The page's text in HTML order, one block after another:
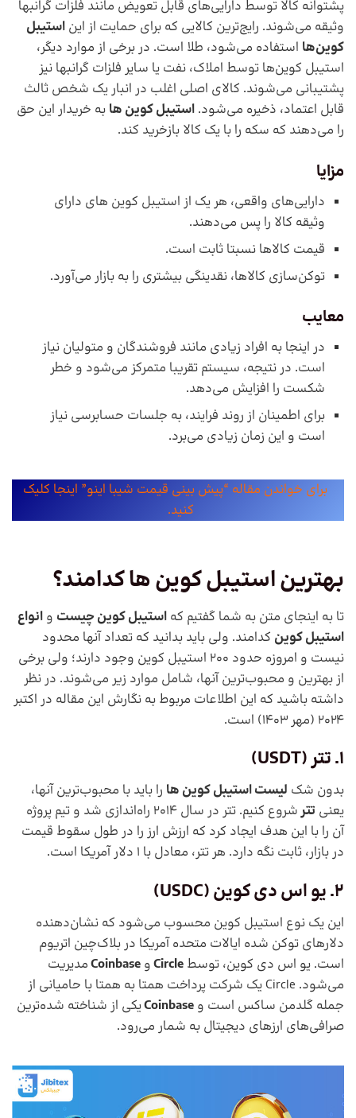
پشتوانه کالا توسط دارایی‌های قابل تعویض مانند فلزات گرانبها
وثیقه می‌شوند. رایج‌ترین کالایی که برای حمایت از این استیبل
کوین‌ها استفاده می‌شود، طلا است. در برخی از موارد دیگر،
استیبل کوین‌ها توسط املاک، نفت یا سایر فلزات گرانبها نیز
پشتیبانی می‌شوند. کالای اصلی اغلب در انبار یک شخص ثالث
قابل اعتماد، ذخیره می‌شود. استیبل کوین ها به خریدار این حق
را می‌دهند که سکه را با یک کالا بازخرید کند.
مزایا
دارایی‌های واقعی، هر یک از استیبل کوین های دارای
وثیقه کالا را پس می‌دهند.
قیمت کالاها نسبتا ثابت است.
توکن‌سازی کالاها، نقدینگی بیشتری را به بازار می‌آورد.
معایب
در اینجا به افراد زیادی مانند فروشندگان و متولیان نیاز
است. در نتیجه، سیستم تقریبا متمرکز می‌شود و خطر
شکست را افزایش می‌دهد.
برای اطمینان از روند فرایند، به جلسات حسابرسی نیاز
است و این زمان زیادی می‌برد.
برای خواندن مقاله “پیش بینی قیمت شیبا اینو” اینجا کلیک
کنید.
بهترین استیبل کوین ها کدامند؟
تا به اینجای متن به شما گفتیم که استیبل کوین چیست و انواع
استیبل کوین کدامند. ولی باید بدانید که تعداد آنها محدود
نیست و امروزه حدود 200 استیبل کوین وجود دارند؛ ولی برخی
از بهترین و محبوب‌ترین آنها، شامل موارد زیر می‌شوند. در نظر
داشته باشید که این اطلاعات مربوط به نگارش این مقاله در اکتبر
2024 (مهر 1403) است.
1. تتر ( USDT
)
بدون شک لیست استیبل کوین ها را باید با محبوب‌ترین آنها،
یعنی تتر
شروع کنیم. تتر در سال 2014 راه‌اندازی شد و تیم پروژه
آن را با این هدف ایجاد کرد که ارزش ارز را در طول سقوط قیمت
در بازار، ثابت نگه دارد. هر تتر، معادل با 1 دلار آمریکا است.
2. یو اس دی کوین ( USDC
)
این یک نوع استیبل کوین محسوب می‌شود که نشان‌دهنده
دلارهای توکن شده ایالات متحده آمریکا در بلاک‌چین اتریوم
است. یو اس دی کوین، توسط Circleو Coinbaseمدیریت
می‌شود. Circle یک شرکت پرداخت همتا به همتا با حامیانی از
جمله گلدمن ساکس است و Coinbaseیکی از شناخته شده‌ترین
صرافی‌های ارزهای دیجیتال به شمار می‌رود.